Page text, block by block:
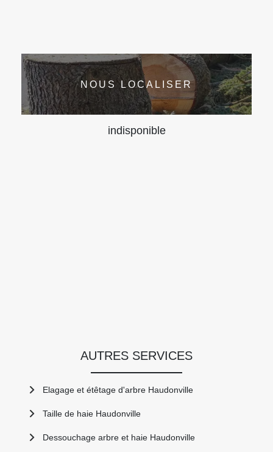
NOUS LOCALISER
indisponible
AUTRES SERVICES
Elagage et étêtage d'arbre Haudonville
Taille de haie Haudonville
Dessouchage arbre et haie Haudonville